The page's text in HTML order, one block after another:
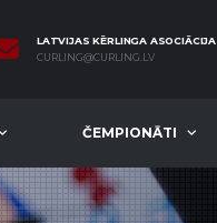
LATVIJAS KĒRLINGA ASOCIĀCIJA
CURLING@CURLING.LV
ČEMPIONĀTI